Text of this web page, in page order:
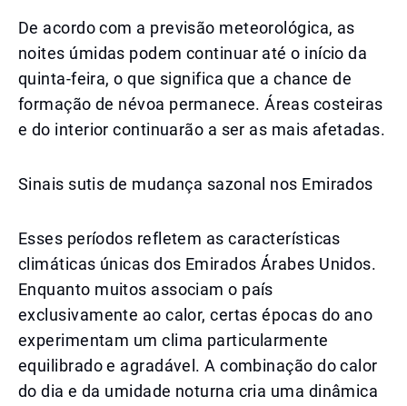
De acordo com a previsão meteorológica, as
noites úmidas podem continuar até o início da
quinta-feira, o que significa que a chance de
formação de névoa permanece. Áreas costeiras
e do interior continuarão a ser as mais afetadas.
Sinais sutis de mudança sazonal nos Emirados
Esses períodos refletem as características
climáticas únicas dos Emirados Árabes Unidos.
Enquanto muitos associam o país
exclusivamente ao calor, certas épocas do ano
experimentam um clima particularmente
equilibrado e agradável. A combinação do calor
do dia e da umidade noturna cria uma dinâmica